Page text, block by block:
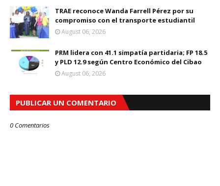
TRAE reconoce Wanda Farrell Pérez por su
compromiso con el transporte estudiantil
August 06, 2026
PRM lidera con 41.1 simpatía partidaria; FP 18.5
y PLD 12.9 según Centro Económico del Cibao
August 06, 2026
PUBLICAR UN COMENTARIO
0 Comentarios